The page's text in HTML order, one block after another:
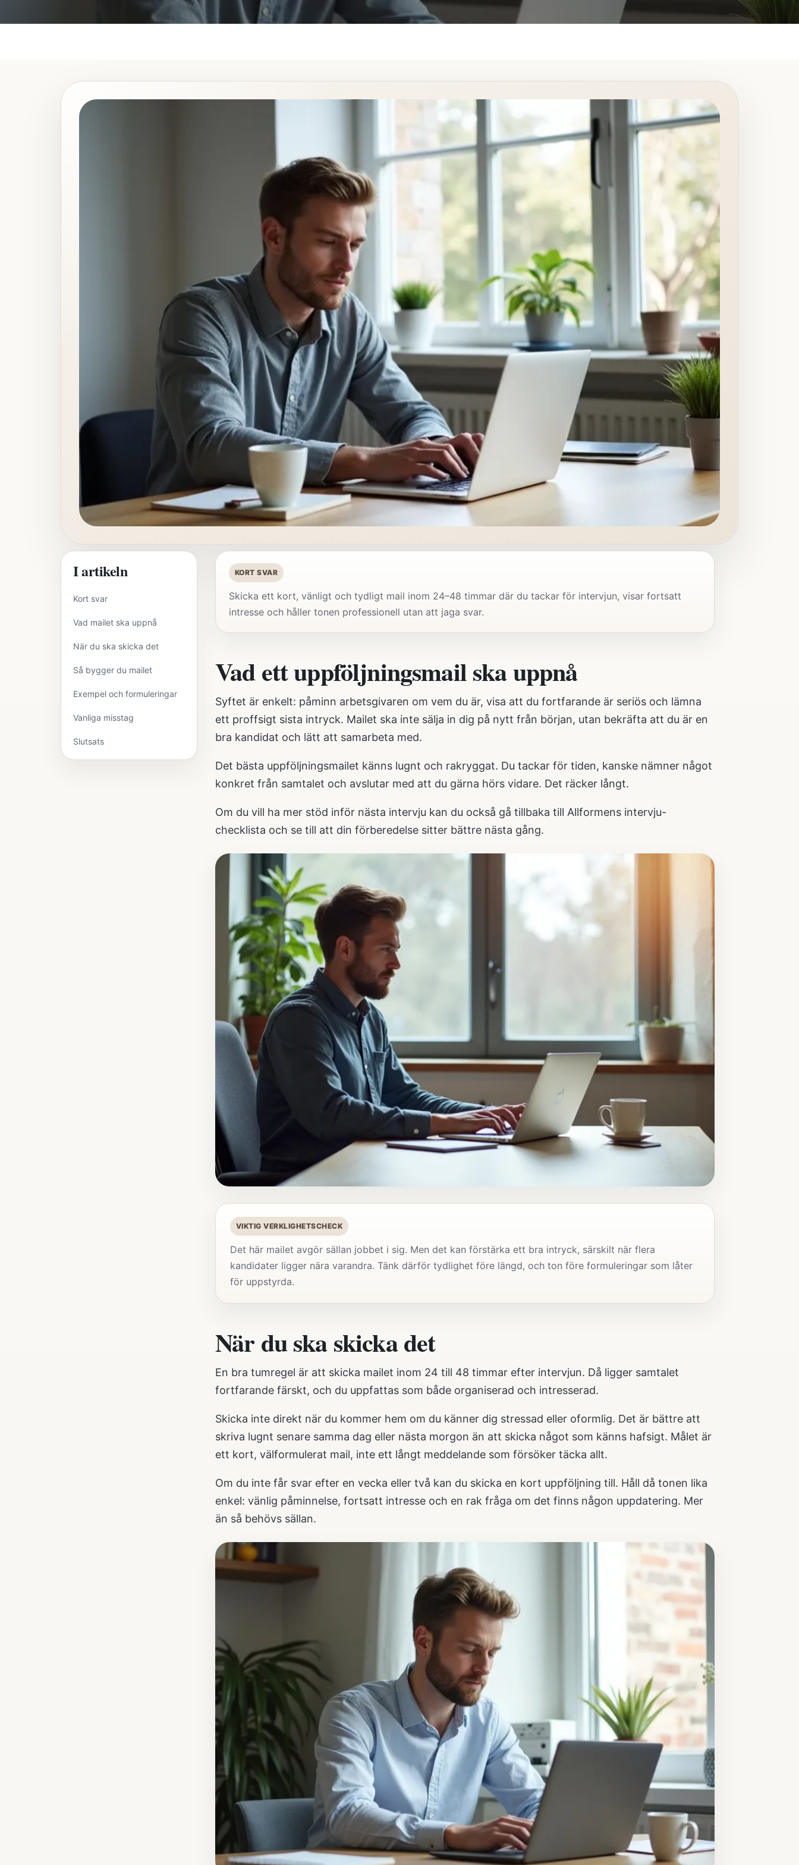
I artikeln
Kort svar
Vad mailet ska uppnå
När du ska skicka det
Så bygger du mailet
Exempel och formuleringar
Vanliga misstag
Slutsats
KORT SVAR
Skicka ett kort, vänligt och tydligt mail inom 24–48 timmar där du tackar för intervjun, visar fortsatt
intresse och håller tonen professionell utan att jaga svar.
Vad ett uppföljningsmail ska uppnå
Syftet är enkelt: påminn arbetsgivaren om vem du är, visa att du fortfarande är seriös och lämna
ett proffsigt sista intryck. Mailet ska inte sälja in dig på nytt från början, utan bekräfta att du är en
bra kandidat och lätt att samarbeta med.
Det bästa uppföljningsmailet känns lugnt och rakryggat. Du tackar för tiden, kanske nämner något
konkret från samtalet och avslutar med att du gärna hörs vidare. Det räcker långt.
Om du vill ha mer stöd inför nästa intervju kan du också gå tillbaka till Allformens intervju-
checklista och se till att din förberedelse sitter bättre nästa gång.
VIKTIG VERKLIGHETSCHECK
Det här mailet avgör sällan jobbet i sig. Men det kan förstärka ett bra intryck, särskilt när flera
kandidater ligger nära varandra. Tänk därför tydlighet före längd, och ton före formuleringar som låter
för uppstyrda.
När du ska skicka det
En bra tumregel är att skicka mailet inom 24 till 48 timmar efter intervjun. Då ligger samtalet
fortfarande färskt, och du uppfattas som både organiserad och intresserad.
Skicka inte direkt när du kommer hem om du känner dig stressad eller oformlig. Det är bättre att
skriva lugnt senare samma dag eller nästa morgon än att skicka något som känns hafsigt. Målet är
ett kort, välformulerat mail, inte ett långt meddelande som försöker täcka allt.
Om du inte får svar efter en vecka eller två kan du skicka en kort uppföljning till. Håll då tonen lika
enkel: vänlig påminnelse, fortsatt intresse och en rak fråga om det finns någon uppdatering. Mer
än så behövs sällan.